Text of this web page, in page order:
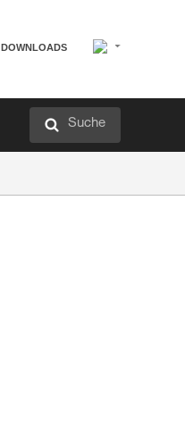
DOWNLOADS
Suche